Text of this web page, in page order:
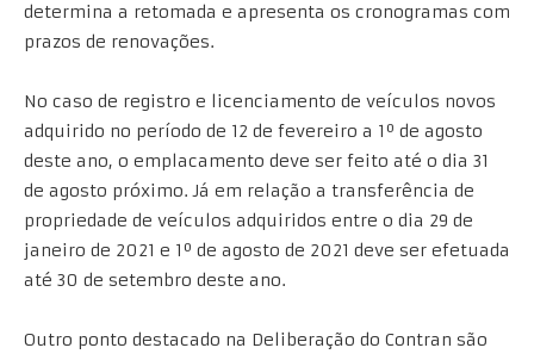
determina a retomada e apresenta os cronogramas com
prazos de renovações.
No caso de registro e licenciamento de veículos novos
adquirido no período de 12 de fevereiro a 1º de agosto
deste ano, o emplacamento deve ser feito até o dia 31
de agosto próximo. Já em relação a transferência de
propriedade de veículos adquiridos entre o dia 29 de
janeiro de 2021 e 1º de agosto de 2021 deve ser efetuada
até 30 de setembro deste ano.
Outro ponto destacado na Deliberação do Contran são